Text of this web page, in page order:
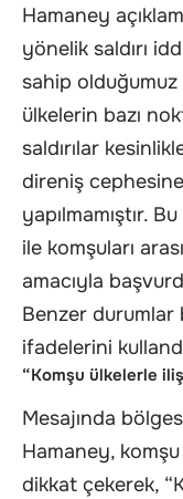
Hamaney
yönelik saldırı
sahip olduğumuz
ülkelerin bazı
saldırılar
direniş
yapılmamıştır.
ile komşuları
amacıyla
Benzer durumlar
ifadelerini
“Komşu ülkelerle
Mesajında
Hamaney,
dikkat çekerek,